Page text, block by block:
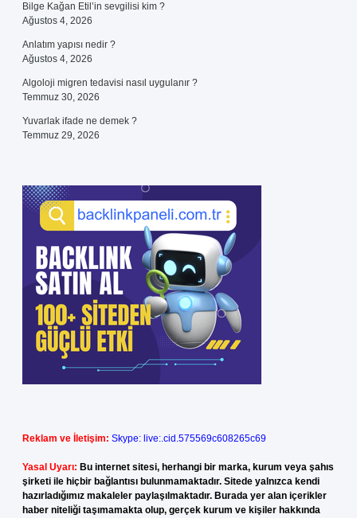
Bilge Kağan Etil’in sevgilisi kim ?
Ağustos 4, 2026
Anlatım yapısı nedir ?
Ağustos 4, 2026
Algoloji migren tedavisi nasıl uygulanır ?
Temmuz 30, 2026
Yuvarlak ifade ne demek ?
Temmuz 29, 2026
Reklam ve İletişim: Skype: live:.cid.575569c608265c69
Yasal Uyarı: Bu internet sitesi, herhangi bir marka, kurum veya şahıs
şirketi ile hiçbir bağlantısı bulunmamaktadır. Sitede yalnızca kendi
hazırladığımız makaleler paylaşılmaktadır. Burada yer alan içerikler
haber niteliği taşımamakta olup, gerçek kurum ve kişiler hakkında